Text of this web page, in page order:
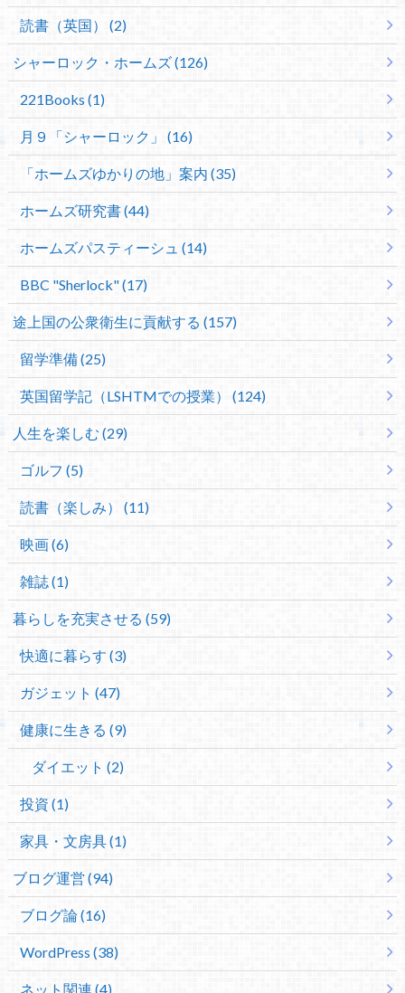
読書（英国） (2)
シャーロック・ホームズ (126)
221Books (1)
月９「シャーロック」 (16)
「ホームズゆかりの地」案内 (35)
ホームズ研究書 (44)
ホームズパスティーシュ (14)
BBC "Sherlock" (17)
途上国の公衆衛生に貢献する (157)
留学準備 (25)
英国留学記（LSHTMでの授業） (124)
人生を楽しむ (29)
ゴルフ (5)
読書（楽しみ） (11)
映画 (6)
雑誌 (1)
暮らしを充実させる (59)
快適に暮らす (3)
ガジェット (47)
健康に生きる (9)
ダイエット (2)
投資 (1)
家具・文房具 (1)
ブログ運営 (94)
ブログ論 (16)
WordPress (38)
ネット関連 (4)